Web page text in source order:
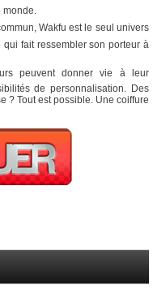
monde.
Wakfu est le seul univers
qui fait ressembler son porteur à
peuvent donner vie à leur
de personnalisation. Des
? Tout est possible. Une coiffure